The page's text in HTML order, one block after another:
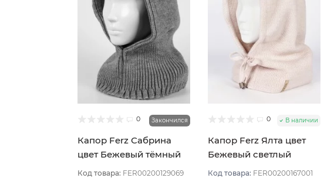
0 Закончился
Капор Ferz Сабрина
цвет Бежевый тёмный
Код товара: FER00200129069
0 В наличии
Капор Ferz Ялта цвет
Бежевый светлый
Код товара: FER00200167001